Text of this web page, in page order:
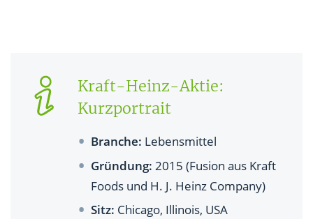
Kraft-Heinz-Aktie:
Kurzportrait
Branche: Lebensmittel
Gründung: 2015 (Fusion aus Kraft
Foods und H. J. Heinz Company)
Sitz: Chicago, Illinois, USA